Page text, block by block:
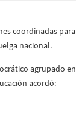
coordinadas para
nacional.
agrupado en
acordó: